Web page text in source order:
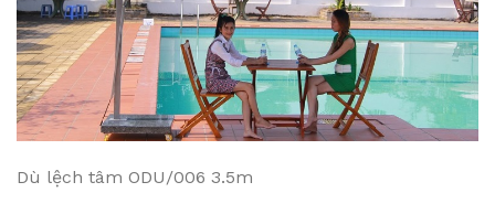
Dù lệch tâm ODU/006 3.5m